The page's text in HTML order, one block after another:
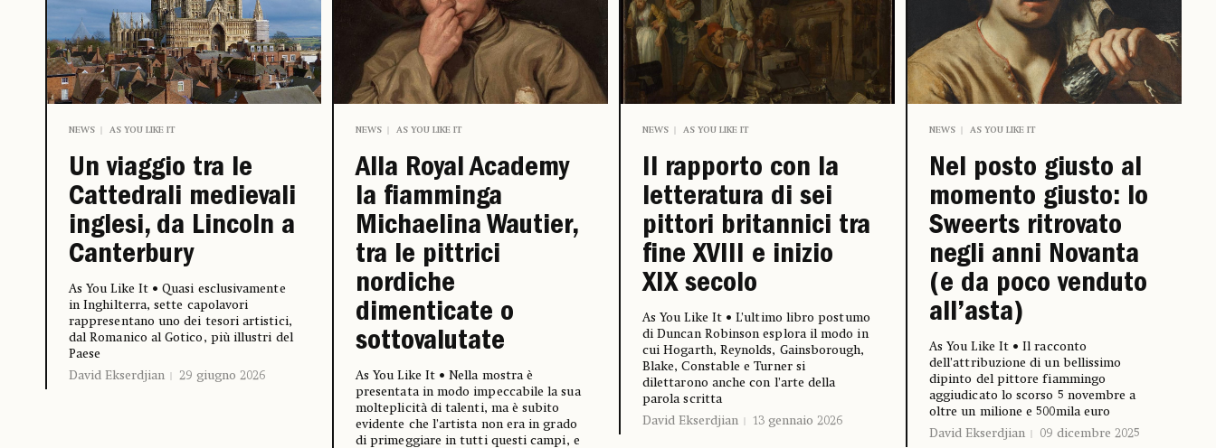
NEWS AS YOU LIKE IT
Un viaggio tra le
Cattedrali medievali
inglesi, da Lincoln a
Canterbury
As You Like It • Quasi esclusivamente
in Inghilterra, sette capolavori
rappresentano uno dei tesori artistici,
dal Romanico al Gotico, più illustri del
Paese
David Ekserdjian
29 giugno 2026
NEWS AS YOU LIKE IT
Alla Royal Academy
la fiamminga
Michaelina Wautier,
tra le pittrici
nordiche
dimenticate o
sottovalutate
As You Like It • Nella mostra è
presentata in modo impeccabile la sua
molteplicità di talenti, ma è subito
evidente che l’artista non era in grado
di primeggiare in tutti questi campi, e
NEWS AS YOU LIKE IT
Il rapporto con la
letteratura di sei
pittori britannici tra
fine XVIII e inizio
XIX secolo
As You Like It • L’ultimo libro postumo
di Duncan Robinson esplora il modo in
cui Hogarth, Reynolds, Gainsborough,
Blake, Constable e Turner si
dilettarono anche con l’arte della
parola scritta
David Ekserdjian
13 gennaio 2026
NEWS AS YOU LIKE IT
Nel posto giusto al
momento giusto: lo
Sweerts ritrovato
negli anni Novanta
(e da poco venduto
all’asta)
As You Like It • Il racconto
dell’attribuzione di un bellissimo
dipinto del pittore fiammingo
aggiudicato lo scorso 5 novembre a
oltre un milione e 500mila euro
David Ekserdjian
09 dicembre 2025